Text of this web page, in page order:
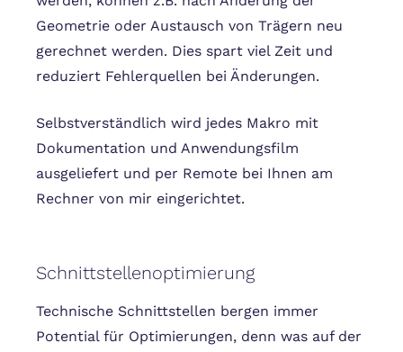
Geometrie oder Austausch von Trägern neu
gerechnet werden. Dies spart viel Zeit und
reduziert Fehlerquellen bei Änderungen.
Selbstverständlich wird jedes Makro mit
Dokumentation und Anwendungsfilm
ausgeliefert und per Remote bei Ihnen am
Rechner von mir eingerichtet.
Schnittstellenoptimierung
Technische Schnittstellen bergen immer
Potential für Optimierungen, denn was auf der